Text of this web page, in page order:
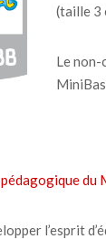
(taille 3
Le non-
du
l’esprit